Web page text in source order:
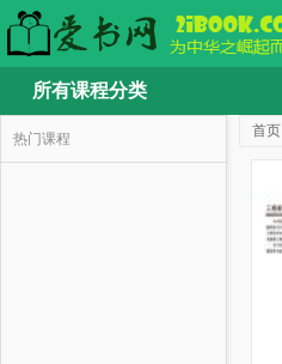
所有课程分类
热门课程 首页